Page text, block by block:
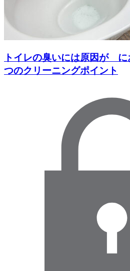
トイレの臭いには原因が に
つのクリーニングポイント